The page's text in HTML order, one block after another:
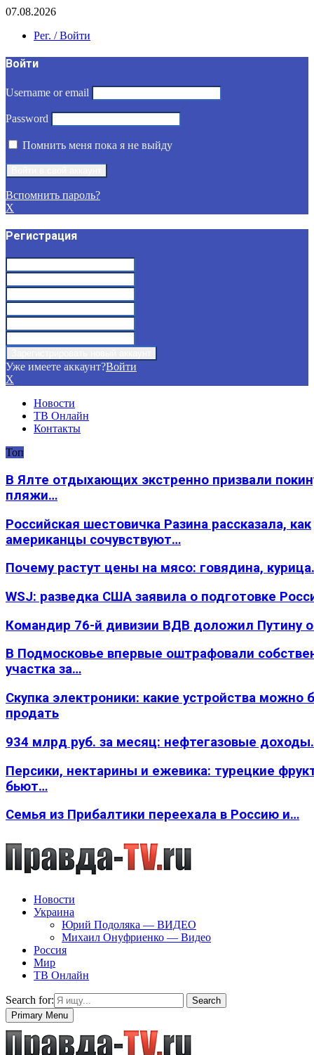
07.08.2026
Рег. / Войти
Войти
Username or email
Password
Помнить меня пока я не выйду
Вспомнить пароль?
X
Регистрация
Уже имеете аккаунт?Войти
X
Новости
ТВ Онлайн
Контакты
Топ
В Ялте отдыхающих экстренно призвали
пляжи…
Российская шестовичка Разина рассказала, как
американцы сочувствуют…
Почему растут цены на мясо: говядина,
WSJ: разведка США заявила о подготовке
Командир 76-й дивизии ВДВ доложил Путину
В Подмосковье впервые оштрафовали
участка за…
Скупка электроники: какие устройства можно
продать
934 млрд руб. за месяц: нефтегазовые
Персики, нектарины и ежевика: турецкие
бьют…
Семья из Прибалтики переехала в Россию и…
Новости
Украина
Юрий Подоляка — ВИДЕО
Михаил Онуфриенко — Видео
Россия
Мир
ТВ Онлайн
Search for:
Search
Primary Menu